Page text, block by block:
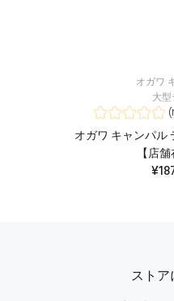
オガワ
大型
オガワ キャンパル
【店
ストア